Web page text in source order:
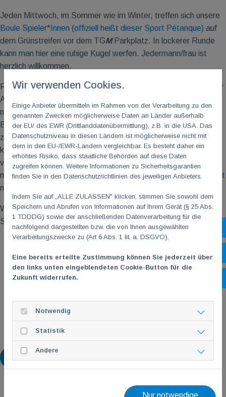
Jeden Mittwoch, im Sommer wie im Winter, treffen sich unsere
Boule Spieler*Innen (offiziell heißt dieser Sport Pétanque) auf
dem Grünstreifen vor dem TGMParkplatz. In lockerer Runde
kann man hier eine ruhige Kugel werfen. Jedermann/frau ist
herzlich willkommen.
Regelkenntnisse sind nicht erforderlich, die Regeln sind auch für
Anfänger ganz schnell erklärt. Alleine spielen muss man auch
nicht, es wird immer in Zweier- oder Dreierteams gespielt. Eine
Boule-Kugel braucht ihr auch nicht, die TG M hat etliche Kugeln
zum Ausleihen vorrätig. Anmelden müsst ihr euch auch nicht,
kommt einfach vorbei und bleibt stehen, dann werdet ihr schon
von einem fachkundigen Boule-Trainer angesprochen, ob ihr
mitspielen wollt und unserkostenloses TGMSchnupperangebot
nutzen möchtet.
Wir freuen uns immer auf neue Mitspieler. Allez les boules und
Schöne Spiele!
Wir verwenden Cookies.
Einige Anbieter übermitteln im Rahmen von der Verarbeitung zu den
genannten Zwecken möglicherweise Daten an Länder außerhalb
der EU/ des EWR (Drittlanddatenübermittlung), z.B. in die USA. Das
Datenschutzniveau in diesen Ländern ist möglicherweise nicht mit
dem in den EU-/EWR-Ländern vergleichbar. Es besteht daher ein
erhöhtes Risiko, dass staatliche Behörden auf diese Daten
zugreifen können. Weitere Informationen zu Sicherheitsgarantien
finden Sie in den Datenschutzrichtlinien des jeweiligen Anbieters.
Indem Sie auf „ALLE ZULASSEN" klicken, stimmen Sie sowohl dem
Speichern und Abrufen von Informationen auf Ihrem Gerät (§ 25 Abs.
1 TDDDG) sowie der anschließenden Datenverarbeitung für die
nachfolgend dargestellten bzw. die von Ihnen ausgewählten
Verarbeitungszwecke zu (Art 6 Abs. 1 lit. a. DSGVO).
Eine bereits erteilte Zustimmung können Sie jederzeit über
den links unten eingeblendeten Cookie-Button für die
Zukunft widerrufen.
Notwendig
Statistik
Andere
Nur notwendige